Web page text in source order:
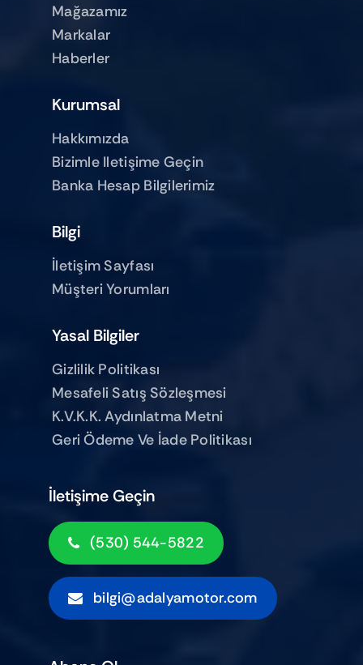
Mağazamız
Markalar
Haberler
Kurumsal
Hakkımızda
Bizimle Iletişime Geçin
Banka Hesap Bilgilerimiz
İletişime Geçin
(530) 544-5822
bilgi@adalyamotor.com
Bilgi
İletişim Sayfası
Müşteri Yorumları
Yasal Bilgiler
Gizlilik Politikası
Mesafeli Satış Sözleşmesi
K.V.K.K. Aydınlatma Metni
Geri Ödeme Ve İade Politikası